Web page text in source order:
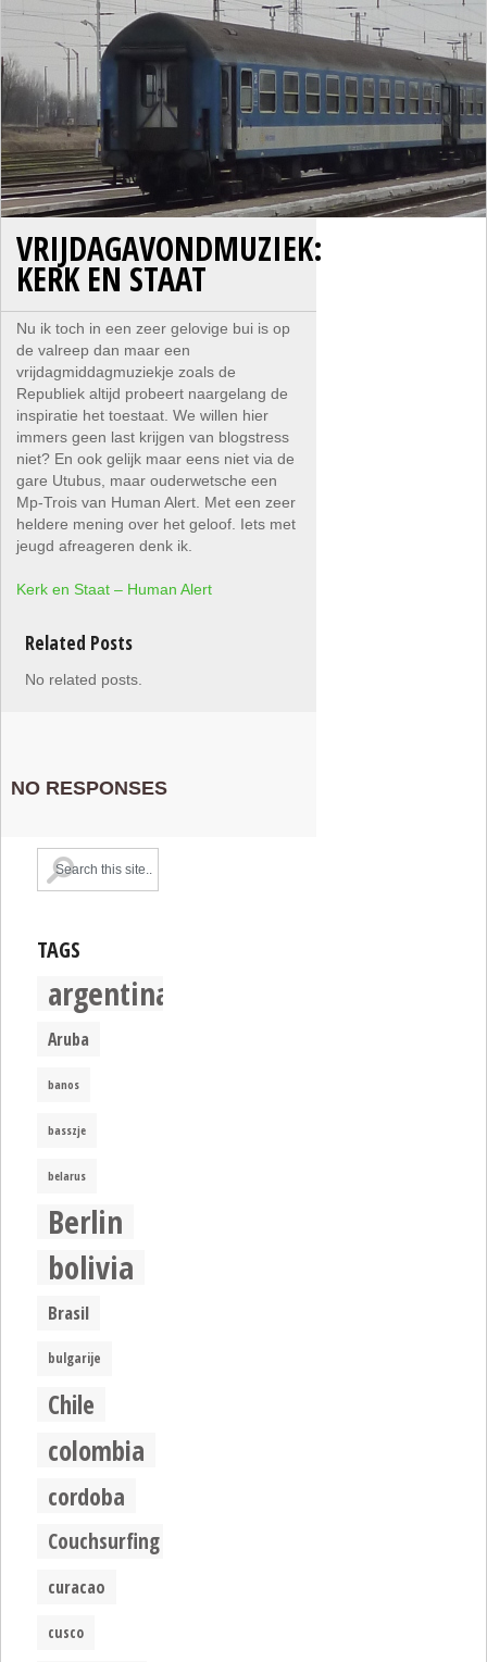
VRIJDAGAVONDMUZIEK:
KERK EN STAAT
Nu ik toch in een zeer gelovige bui is op
de valreep dan maar een
vrijdagmiddagmuziekje zoals de
Republiek altijd probeert naargelang de
inspiratie het toestaat. We willen hier
immers geen last krijgen van blogstress
niet? En ook gelijk maar eens niet via de
gare Utubus, maar ouderwetsche een
Mp-Trois van Human Alert. Met een zeer
heldere mening over het geloof. Iets met
jeugd afreageren denk ik.
Kerk en Staat – Human Alert
Related Posts
No related posts.
NO RESPONSES
TAGS
argentina
Aruba
banos
basszje
belarus
Berlin
bolivia
Brasil
bulgarije
Chile
colombia
cordoba
Couchsurfing
curacao
cusco